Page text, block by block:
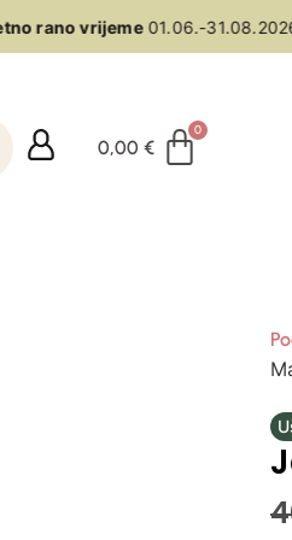
rano vrijeme01.06.-31.08.2026
0,00€